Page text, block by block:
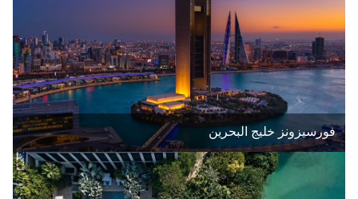
فورسيزونز خليج البحرين